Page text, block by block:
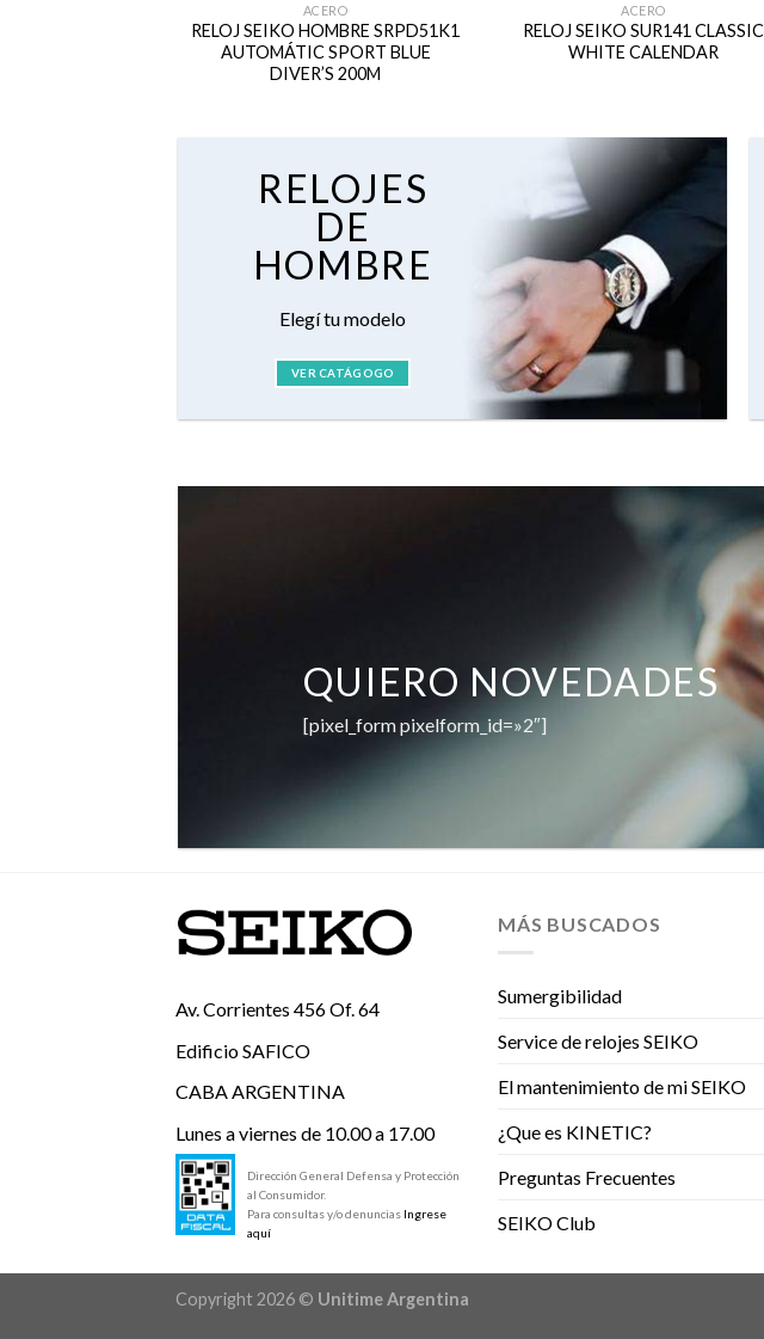
ACERO
RELOJ SEIKO HOMBRE SRPD51K1
AUTOMÁTIC SPORT BLUE
DIVER’S 200M
ACERO
RELOJ SEIKO SUR141 CLASSIC
WHITE CALENDAR
RELOJES
DE
HOMBRE
Elegí tu modelo
VER CATÁGOGO
QUIERO NOVEDADES
[pixel_form pixelform_id=»2″]
Av. Corrientes 456 Of. 64
Edificio SAFICO
CABA ARGENTINA
Lunes a viernes de 10.00 a 17.00
Dirección General Defensa y Protección
al Consumidor.
Para consultas y/o denuncias Ingrese
aquí
MÁS BUSCADOS
Sumergibilidad
Service de relojes SEIKO
El mantenimiento de mi SEIKO
¿Que es KINETIC?
Preguntas Frecuentes
SEIKO Club
Copyright 2026 © Unitime Argentina